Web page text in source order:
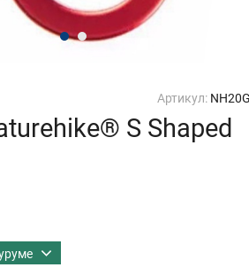
Артикул:
S Shaped